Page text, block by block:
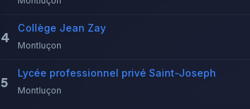
4
Collège Jean Zay
Montluçon
5
Lycée professionnel privé Saint-Joseph
Montluçon